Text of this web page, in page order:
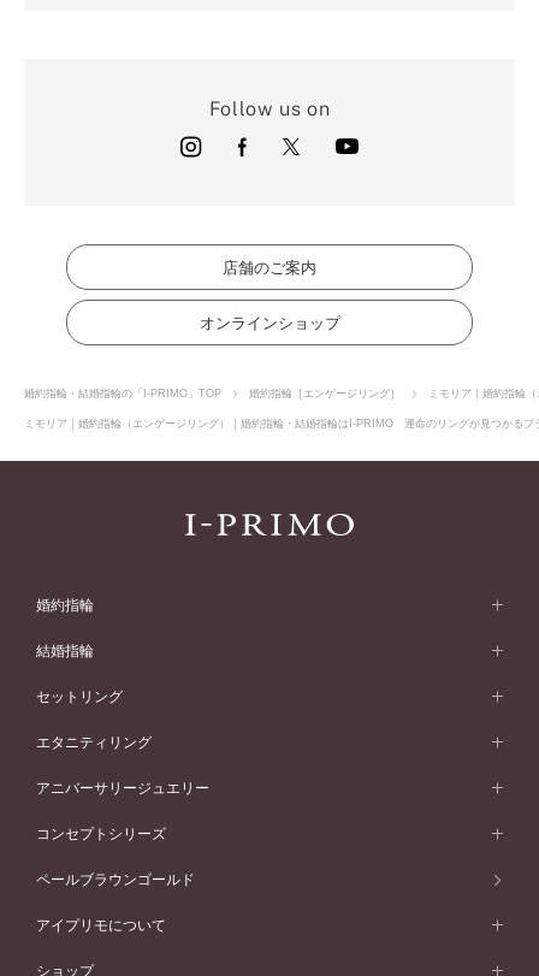
Follow us on
店舗のご案内
オンラインショップ
婚約指輪・結婚指輪の「I-PRIMO」TOP 婚約指輪［エンゲージリング］ ミモリア｜婚約指輪
ミモリア｜婚約指輪（エンゲージリング）｜婚約指輪・結婚指輪はI-PRIMO 運命のリングが見つかる
婚約指輪
婚約指輪 (エンゲージリング)
婚約指輪一覧
ピンクゴールド
ペールブラウンゴールド
ウェーブライン
V字ライン
ワンサイドメレ
ダブルサイドメレ
フェミニン
モード
50万円台～
40万円台～
結婚指輪
結婚指輪 (マリッジリング)
結婚指輪一覧
ピンクゴールド
ペールブラウンゴールド
ウェーブライン
V字ライン
ワンメレ
セベラルメレ
セットリング
セットリング
セットリング一覧
ピンクゴールド
ペールブラウンゴールド
エタニティリング
エタニティリング
エタニティリング一覧
アニバーサリージュエリー
アニバーサリージュエリー
アニバーサリージュエリー一覧
コンセプトシリーズ
コンセプトシリーズ
オリジンビリーフ
ペールブラウンゴールド
アイプリモについて
アイプリモについて
ショップ